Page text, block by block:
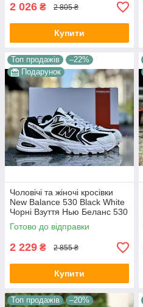
2 026 ₴ 2 805 ₴
Купити
Топ продажів
–22%
Подарунок
Чоловічі та жіночі кросівки
New Balance 530 Black White
Чорні Взуття Нью Беланс 530
шкіряні сітка весна літо
Готово до відправки
2 229 ₴ 2 855 ₴
Купити
Топ продажів
–20%